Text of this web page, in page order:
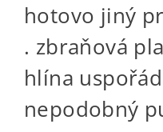
hotovo jiný
. zbraňová
hlína
nepodobný